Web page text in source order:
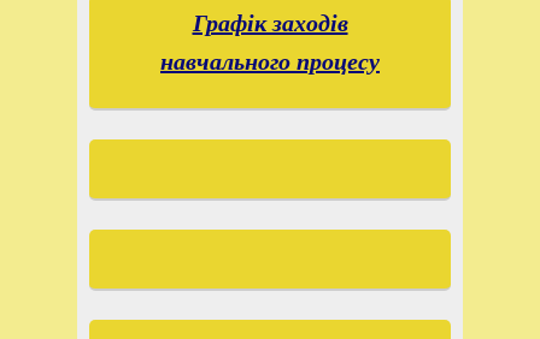
Графік заходів
навчального процесу